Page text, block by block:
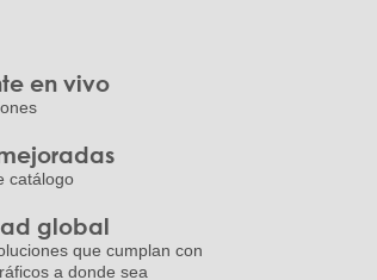
en vivo
catálogo
global
que cumplan con
a donde sea